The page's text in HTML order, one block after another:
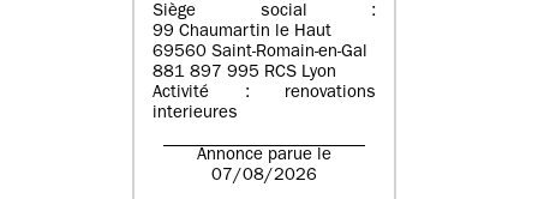
Siège social :
99 Chaumartin le Haut
69560 Saint-Romain-en-Gal
881 897 995 RCS Lyon
Activité : renovations
interieures
Annonce parue le
07/08/2026